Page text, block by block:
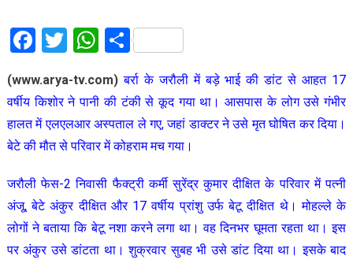
Facebook
Twitter
WhatsApp
Share
(www.arya-tv.com) बर्रा के जरौली में बड़े भाई की डांट से आहत 17
वर्षीय किशोर ने पानी की टंकी से कूद गया था। आसपास के लोग उसे गंभीर
हालत में एलएलआर अस्पताल ले गए, जहां डाक्टर ने उसे मृत घोषित कर दिया।
बेटे की मौत से परिवार में कोहराम मच गया।
जरौली फेस-2 निवासी फैक्ट्री कर्मी सुरेंद्र कुमार दीक्षित के परिवार में पत्नी
अंजू, बेटे अंकुर दीक्षित और 17 वर्षीय प्रांशु उर्फ बेटू दीक्षित थे। मोहल्ले के
लोगों ने बताया कि बेटू नशा करने लगा था। वह दिनभर घूमता रहता था। इस
पर अंकुर उसे डांटता था। शुक्रवार सुबह भी उसे डांट दिया था। इसके बाद